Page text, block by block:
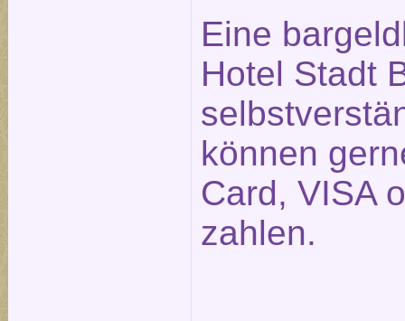
Eine
Hotel Stadt
können
Card, VISA
zahlen.